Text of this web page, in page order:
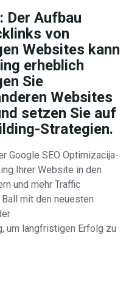
Der Aufbau
von
Websites kann
erheblich
Sie
Websites
setzen Sie auf
Strategien.
Google SEO Optimizacija-
Ihrer Website in den
und mehr Traffic
mit den neuesten
um langfristigen Erfolg zu